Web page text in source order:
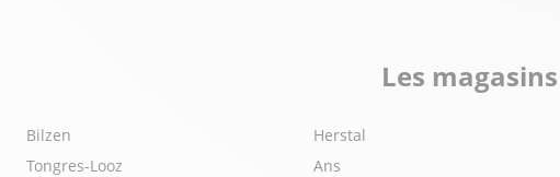
Les
Bilzen
Tongres-Looz
Herstal
Ans